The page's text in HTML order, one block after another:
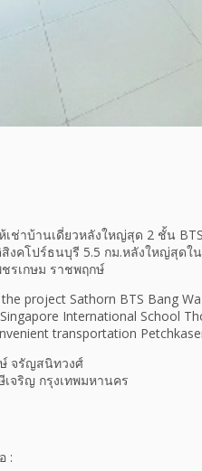
ช่าบ้านเดี่ยวหลังใหญ่สุด 2 ชั้น
งคโปร์ธนบุรี 5.5 กม.หลังใหญ่สุดใ
รเกษม ราชพฤกษ์
project Sathorn BTS Bang
International School
transportation
จรัญสนิทวงศ์
จริญ กรุงเทพมหานคร
: